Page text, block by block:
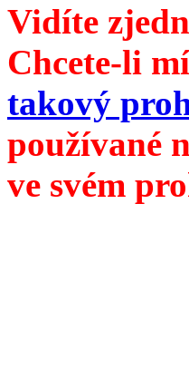
Vidíte
Chcete-li
takový
používané
ve svém